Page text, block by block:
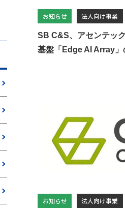
お知らせ 法人向け事業
SB C&S、アセンテッ
基盤「Edge AI Array
お知らせ 法人向け事業